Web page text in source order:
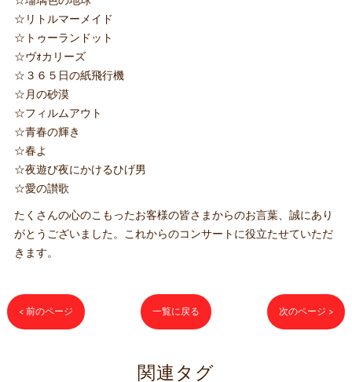
☆リトルマーメイド
☆トゥーランドット
☆ヴｫカリーズ
☆３６５日の紙飛行機
☆月の砂漠
☆フィルムアウト
☆青春の輝き
☆春よ
☆夜遊び夜にかけるひげ男
☆愛の讃歌
たくさんの心のこもったお客様の皆さまからのお言葉、誠にあり
がとうございました。これからのコンサートに役立たせていただ
きます。
< 前のページ 一覧に戻る 次のページ >
関連タグ